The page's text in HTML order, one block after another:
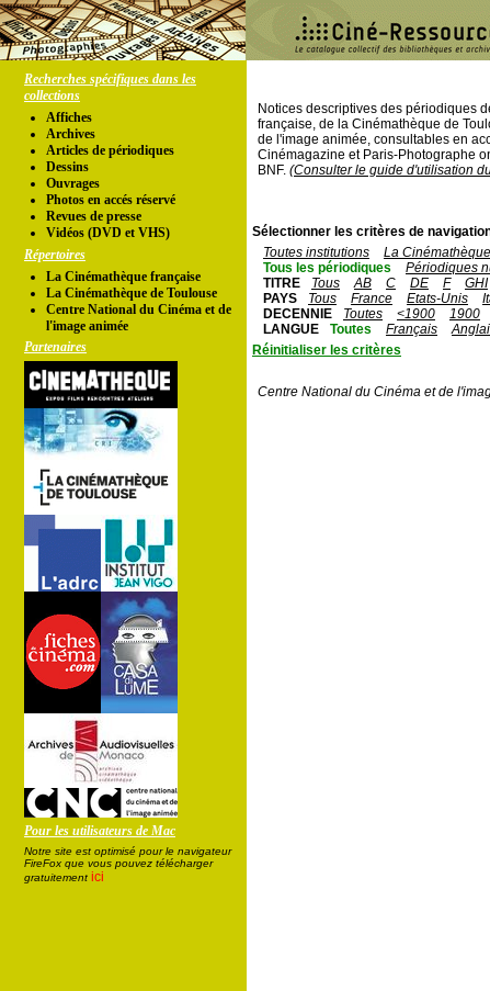
Recherches spécifiques dans les
collections
Affiches
Archives
Articles de périodiques
Dessins
Ouvrages
Photos en accés réservé
Revues de presse
Vidéos (DVD et VHS)
Répertoires
La Cinémathèque française
La Cinémathèque de Toulouse
Centre National du Cinéma et de
l'image animée
Partenaires
Pour les utilisateurs de Mac
Notre site est optimisé pour le navigateur
FireFox que vous pouvez télécharger
gratuitement ici
Notices descriptives des périodiques
française, de la Cinémathèque de
de l'image animée, consultables en
Cinémagazine et Paris-Photographe
BNF. (Consulter le guide d'utilisation
Sélectionner les critères de
Toutes institutions
La
Tous les périodiques
Périodiques
TITRE
Tous AB C DE F GHI
PAYS
Tous France Etats-Unis
DECENNIE
Toutes <1900 1900
LANGUE
Toutes Français
Réinitialiser les critères
Centre National du Cinéma et de